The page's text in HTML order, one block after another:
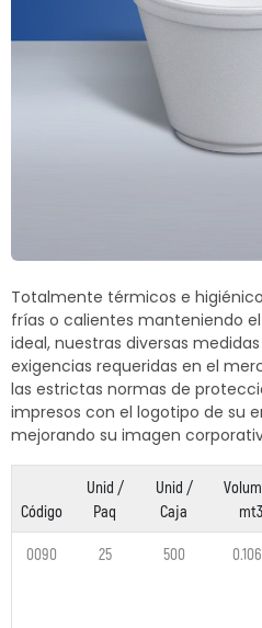
Termoformas
Totalmente térmicos e
frías o calientes manteniendo
ideal, nuestras diversas
exigencias requeridas en el
las estrictas normas de
impresos con el logotipo de su
mejorando su imagen
Código
Unid /
Paq
Unid /
Caja
mt3
0090 25 500